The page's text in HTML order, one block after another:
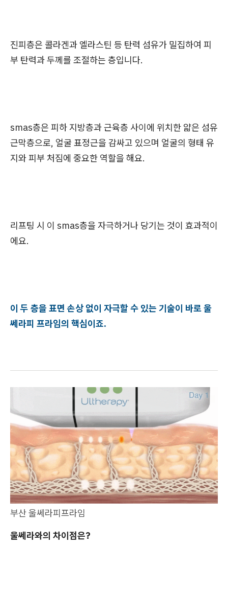
진피층은 콜라겐과 엘라스틴 등 탄력 섬유가 밀집하여 피
부 탄력과 두께를 조절하는 층입니다.
smas층은 피하 지방층과 근육층 사이에 위치한 얇은 섬유
근막층으로, 얼굴 표정근을 감싸고 있으며 얼굴의 형태 유
지와 피부 처짐에 중요한 역할을 해요.
리프팅 시 이 smas층을 자극하거나 당기는 것이 효과적이
에요.
이 두 층을 표면 손상 없이 자극할 수 있는 기술이 바로 울
쎄라피 프라임의 핵심이죠.
부산 울쎄라피프라임
울쎄라와의 차이점은?